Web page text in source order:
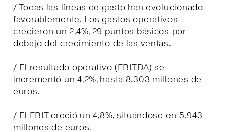
/ Todas las líneas de gasto han evolucionado
favorablemente. Los gastos operativos
crecieron un 2,4%, 29 puntos básicos por
debajo del crecimiento de las ventas.
/ El resultado operativo (EBITDA) se
incrementó un 4,2%, hasta 8.303 millones de
euros.
/ El EBIT creció un 4,8%, situándose en 5.943
millones de euros.